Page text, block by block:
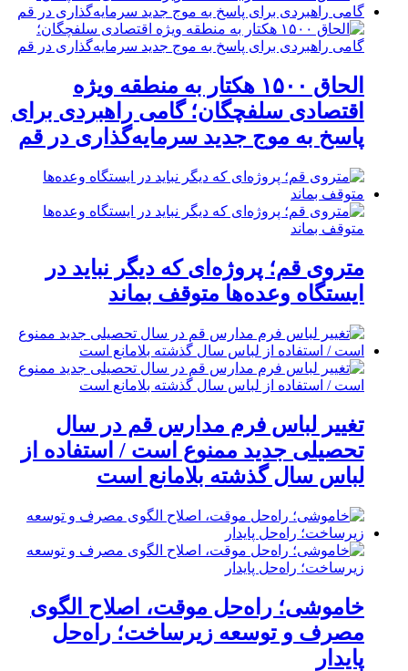
الحاق ۱۵۰۰ هکتار به منطقه ویژه
اقتصادی سلفچگان؛ گامی راهبردی برای
پاسخ به موج جدید سرمایه‌گذاری در قم
متروی قم؛ پروژه‌ای که دیگر نباید در
ایستگاه وعده‌ها متوقف بماند
تغییر لباس فرم مدارس قم در سال
تحصیلی جدید ممنوع است / استفاده از
لباس سال گذشته بلامانع است
خاموشی؛ راه‌حل موقت، اصلاح الگوی
مصرف و توسعه زیرساخت؛ راه‌حل
پایدار